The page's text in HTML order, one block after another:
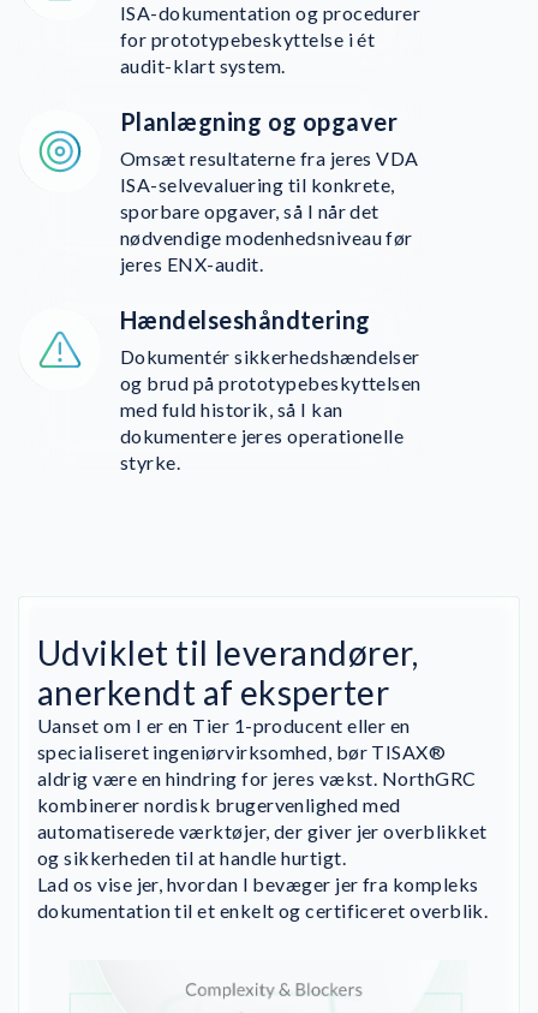
ISA-dokumentation og procedurer
for prototypebeskyttelse i ét
audit-klart system.
Planlægning og opgaver
Omsæt resultaterne fra jeres VDA
ISA-selvevaluering til konkrete,
sporbare opgaver, så I når det
nødvendige modenhedsniveau før
jeres ENX-audit.
Hændelseshåndtering
Dokumentér sikkerhedshændelser
og brud på prototypebeskyttelsen
med fuld historik, så I kan
dokumentere jeres operationelle
styrke.
Udviklet til leverandører,
anerkendt af eksperter
Uanset om I er en Tier 1-producent eller en
specialiseret ingeniørvirksomhed, bør TISAX®
aldrig være en hindring for jeres vækst. NorthGRC
kombinerer nordisk brugervenlighed med
automatiserede værktøjer, der giver jer overblikket
og sikkerheden til at handle hurtigt.
Lad os vise jer, hvordan I bevæger jer fra kompleks
dokumentation til et enkelt og certificeret overblik.